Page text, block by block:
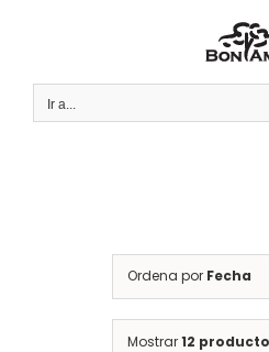
Ir a...
Ordena por Fecha
Mostrar12